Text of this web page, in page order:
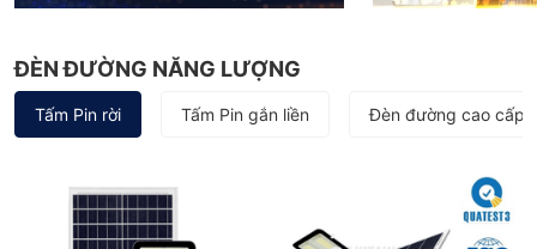
ĐÈN ĐƯỜNG NĂNG LƯỢNG
Tấm Pin rời Tấm Pin gắn liền Đèn đường cao cấp